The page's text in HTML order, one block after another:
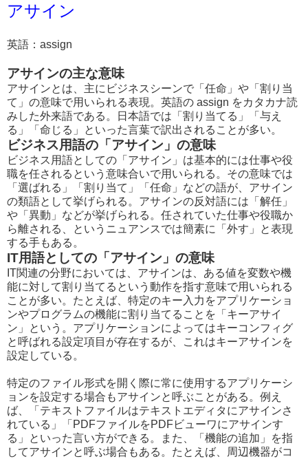
アサイン
英語：assign
アサインの主な意味
アサインとは、主にビジネスシーンで「任命」や「割り当
て」の意味で用いられる表現。英語の assign をカタカナ読
みした外来語である。日本語では「割り当てる」「与え
る」「命じる」といった言葉で訳出されることが多い。
ビジネス用語の「アサイン」の意味
ビジネス用語としての「アサイン」は基本的には仕事や役
職を任されるという意味合いで用いられる。その意味では
「選ばれる」「割り当て」「任命」などの語が、アサイン
の類語として挙げられる。アサインの反対語には「解任」
や「異動」などが挙げられる。任されていた仕事や役職か
ら離される、というニュアンスでは簡素に「外す」と表現
する手もある。
IT用語としての「アサイン」の意味
IT関連の分野においては、アサインは、ある値を変数や機
能に対して割り当てるという動作を指す意味で用いられる
ことが多い。たとえば、特定のキー入力をアプリケーショ
ンやプログラムの機能に割り当てることを「キーアサイ
ン」という。アプリケーションによってはキーコンフィグ
と呼ばれる設定項目が存在するが、これはキーアサインを
設定している。
特定のファイル形式を開く際に常に使用するアプリケーシ
ョンを設定する場合もアサインと呼ぶことがある。例え
ば、「テキストファイルはテキストエディタにアサインさ
れている」「PDFファイルをPDFビューワにアサインす
る」といった言い方ができる。また、「機能の追加」を指
してアサインと呼ぶ場合もある。たとえば、周辺機器がコ